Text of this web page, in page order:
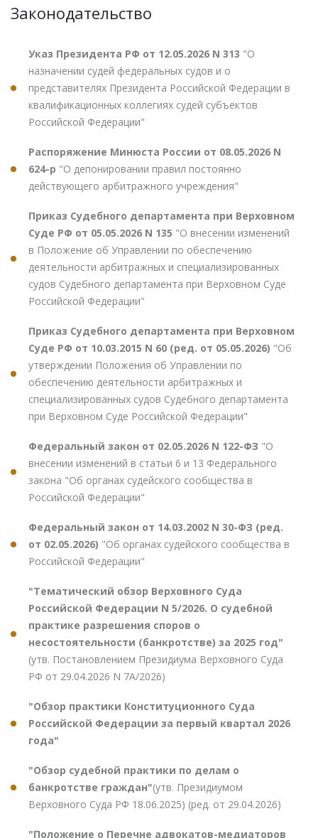
Законодательство
Указ Президента РФ от 12.05.2026 N 313 "О
назначении судей федеральных судов и о
представителях Президента Российской Федерации в
квалификационных коллегиях судей субъектов
Российской Федерации"
Распоряжение Минюста России от 08.05.2026 N
624-р "О депонировании правил постоянно
действующего арбитражного учреждения"
Приказ Судебного департамента при Верховном
Суде РФ от 05.05.2026 N 135 "О внесении изменений
в Положение об Управлении по обеспечению
деятельности арбитражных и специализированных
судов Судебного департамента при Верховном Суде
Российской Федерации"
Приказ Судебного департамента при Верховном
Суде РФ от 10.03.2015 N 60 (ред. от 05.05.2026) "Об
утверждении Положения об Управлении по
обеспечению деятельности арбитражных и
специализированных судов Судебного департамента
при Верховном Суде Российской Федерации"
Федеральный закон от 02.05.2026 N 122-ФЗ "О
внесении изменений в статьи 6 и 13 Федерального
закона "Об органах судейского сообщества в
Российской Федерации"
Федеральный закон от 14.03.2002 N 30-ФЗ (ред.
от 02.05.2026) "Об органах судейского сообщества в
Российской Федерации"
"Тематический обзор Верховного Суда
Российской Федерации N 5/2026. О судебной
практике разрешения споров о
несостоятельности (банкротстве) за 2025 год"
(утв. Постановлением Президиума Верховного Суда
РФ от 29.04.2026 N 7А/2026)
"Обзор практики Конституционного Суда
Российской Федерации за первый квартал 2026
года"
"Обзор судебной практики по делам о
банкротстве граждан"(утв. Президиумом
Верховного Суда РФ 18.06.2025) (ред. от 29.04.2026)
"Положение о Перечне адвокатов-медиаторов